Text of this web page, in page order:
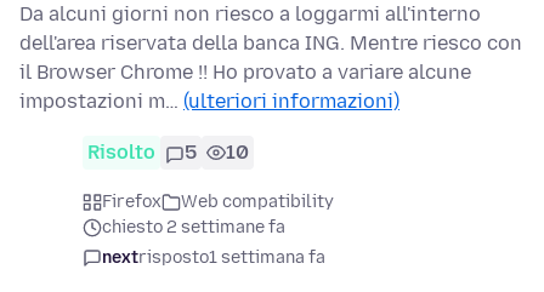
Da alcuni giorni non riesco a loggarmi all'interno
dell'area riservata della banca ING. Mentre riesco con
il Browser Chrome !! Ho provato a variare alcune
impostazioni m… (ulteriori informazioni)
Risolto 5 10
Firefox
Web compatibility
chiesto 2 settimane fa
nextrisposto1 settimana fa